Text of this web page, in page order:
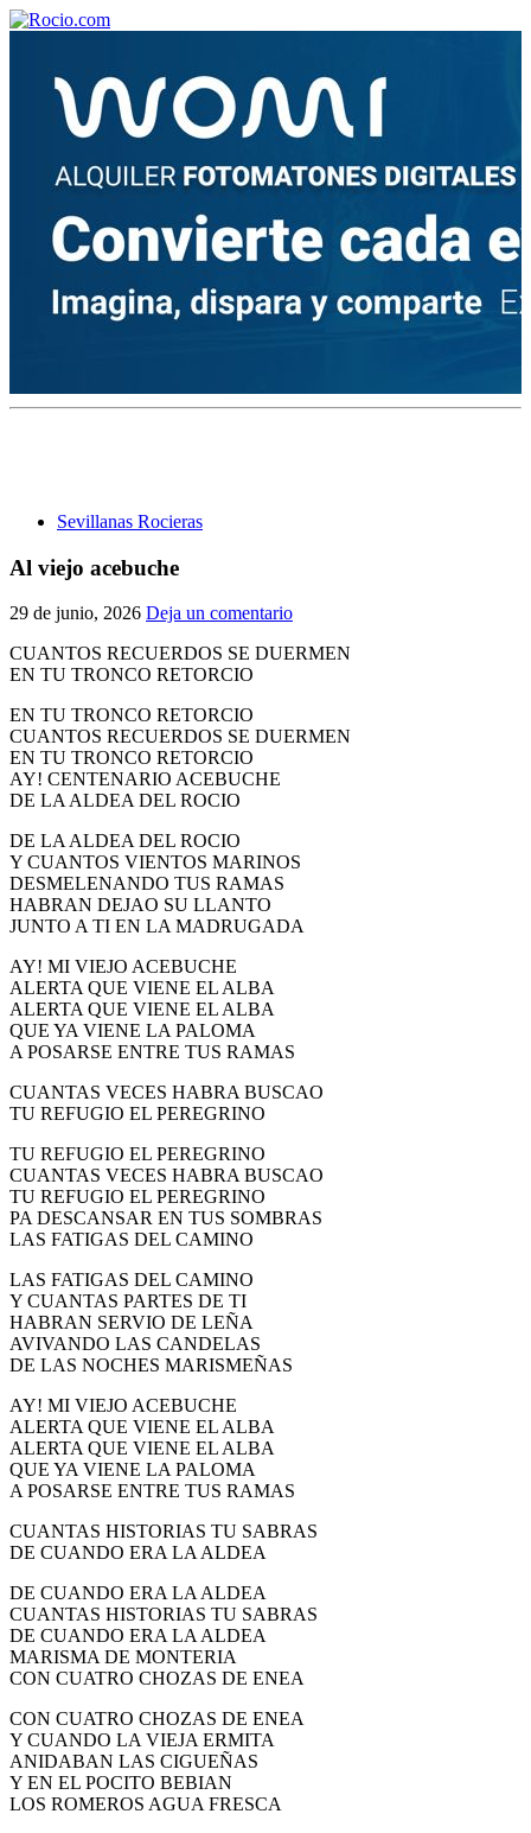
Sevillanas Rocieras
Al viejo acebuche
29 de junio, 2026 Deja un comentario
CUANTOS RECUERDOS SE DUERMEN
EN TU TRONCO RETORCIO
EN TU TRONCO RETORCIO
CUANTOS RECUERDOS SE DUERMEN
EN TU TRONCO RETORCIO
AY! CENTENARIO ACEBUCHE
DE LA ALDEA DEL ROCIO
DE LA ALDEA DEL ROCIO
Y CUANTOS VIENTOS MARINOS
DESMELENANDO TUS RAMAS
HABRAN DEJAO SU LLANTO
JUNTO A TI EN LA MADRUGADA
AY! MI VIEJO ACEBUCHE
ALERTA QUE VIENE EL ALBA
ALERTA QUE VIENE EL ALBA
QUE YA VIENE LA PALOMA
A POSARSE ENTRE TUS RAMAS
CUANTAS VECES HABRA BUSCAO
TU REFUGIO EL PEREGRINO
TU REFUGIO EL PEREGRINO
CUANTAS VECES HABRA BUSCAO
TU REFUGIO EL PEREGRINO
PA DESCANSAR EN TUS SOMBRAS
LAS FATIGAS DEL CAMINO
LAS FATIGAS DEL CAMINO
Y CUANTAS PARTES DE TI
HABRAN SERVIO DE LEÑA
AVIVANDO LAS CANDELAS
DE LAS NOCHES MARISMEÑAS
AY! MI VIEJO ACEBUCHE
ALERTA QUE VIENE EL ALBA
ALERTA QUE VIENE EL ALBA
QUE YA VIENE LA PALOMA
A POSARSE ENTRE TUS RAMAS
CUANTAS HISTORIAS TU SABRAS
DE CUANDO ERA LA ALDEA
DE CUANDO ERA LA ALDEA
CUANTAS HISTORIAS TU SABRAS
DE CUANDO ERA LA ALDEA
MARISMA DE MONTERIA
CON CUATRO CHOZAS DE ENEA
CON CUATRO CHOZAS DE ENEA
Y CUANDO LA VIEJA ERMITA
ANIDABAN LAS CIGUEÑAS
Y EN EL POCITO BEBIAN
LOS ROMEROS AGUA FRESCA
¡Bienvenido! Soy el asistente virtual de rocio.com.
¿En qué puedo ayudarte?
¿Cuándo se construyó la primera ermita?
El traslado cada siete años
Rocío?
Quiero hacer el camino,¿que tengo que hacer?